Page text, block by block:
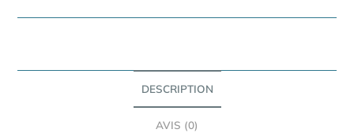
DESCRIPTION
AVIS (0)